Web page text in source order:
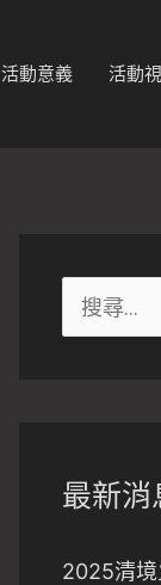
活動意義 活動
尋
:最新消
2025清